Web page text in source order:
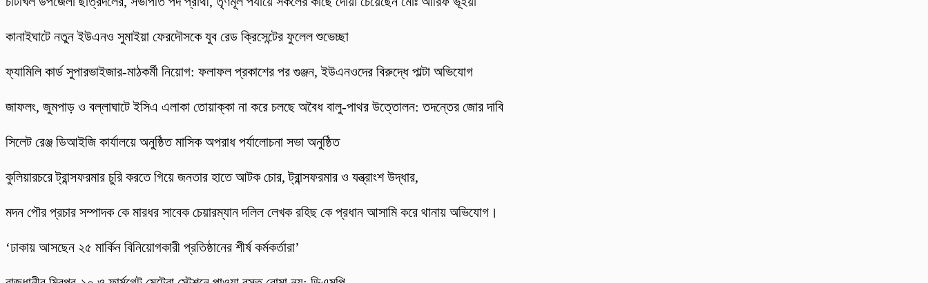
কানাইঘাটে নতুন ইউএনও সুমাইয়া ফেরদৌসকে যুব রেড ক্রিসেন্টের ফুলেল শুভেচ্ছা
ফ্যামিলি কার্ড সুপারভাইজার-মাঠকর্মী নিয়োগ: ফলাফল প্রকাশের পর গুঞ্জন, ইউএনওদের বিরুদ্ধে পাল্টা অভিযোগ
​জাফলং, জুমপাড় ও বল্লাঘাটে ইসিএ এলাকা তোয়াক্কা না করে চলছে অবৈধ বালু-পাথর উত্তোলন: তদন্তের জোর দাবি
‎সিলেট রেঞ্জ ডিআইজি কার্যালয়ে অনুষ্ঠিত মাসিক অপরাধ পর্যালোচনা সভা অনুষ্ঠিত
কুলিয়ারচরে ট্রান্সফরমার চুরি করতে গিয়ে জনতার হাতে আটক চোর, ট্রান্সফরমার ও যন্ত্রাংশ উদ্ধার,
মদন পৌর প্রচার সম্পাদক কে মারধর সাবেক চেয়ারম্যান দলিল লেখক রহিছ কে প্রধান আসামি করে থানায় অভিযোগ।
‘ঢাকায় আসছেন ২৫ মার্কিন বিনিয়োগকারী প্রতিষ্ঠানের শীর্ষ কর্মকর্তারা’